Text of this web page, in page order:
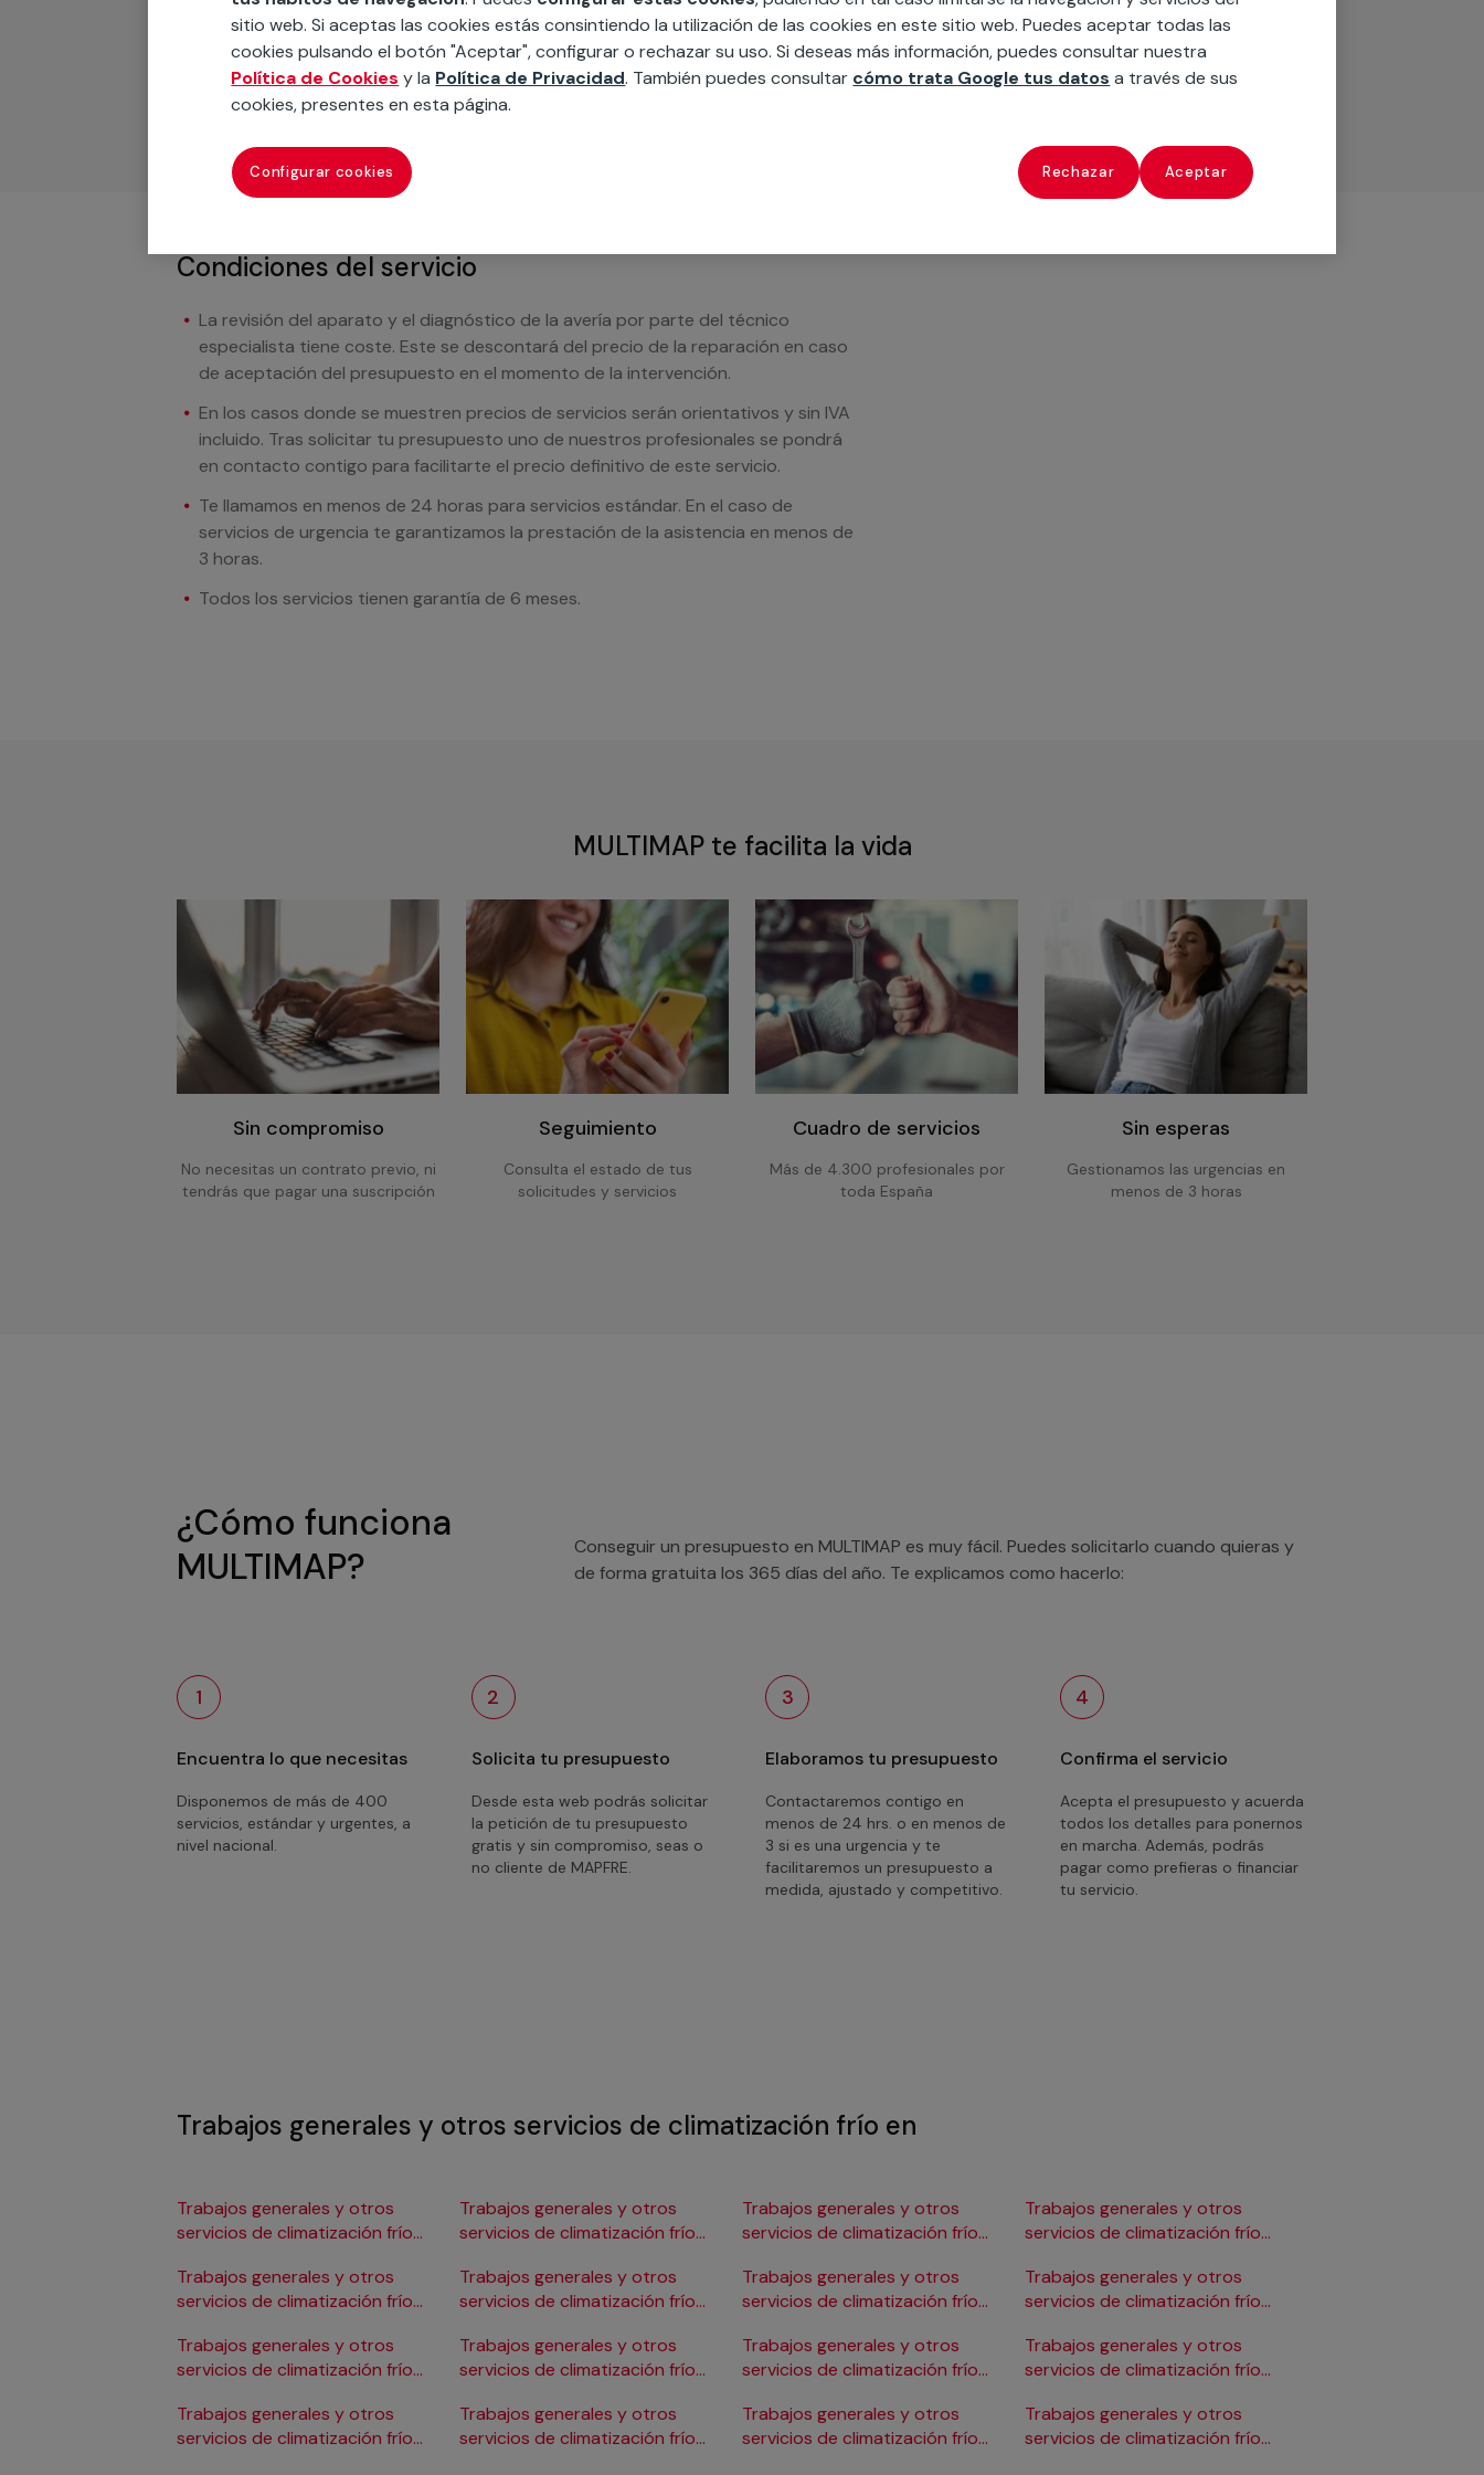
Podemos ofrecer cualquier servicio a medida incluyendo todo lo que necesites:
materiales, equipamientos, electrodomésticos, etc. Cuéntanos que necesitas
cuando te llamemos.
Condiciones del servicio
La revisión del aparato y el diagnóstico de la avería por parte del técnico
especialista tiene coste. Este se descontará del precio de la reparación en caso
de aceptación del presupuesto en el momento de la intervención.
En los casos donde se muestren precios de servicios serán orientativos y sin IVA
incluido. Tras solicitar tu presupuesto uno de nuestros profesionales se pondrá
en contacto contigo para facilitarte el precio definitivo de este servicio.
Te llamamos en menos de 24 horas para servicios estándar. En el caso de
servicios de urgencia te garantizamos la prestación de la asistencia en menos de
3 horas.
Todos los servicios tienen garantía de 6 meses.
MULTIMAP te facilita la vida
Sin compromiso
No necesitas un contrato previo, ni
tendrás que pagar una suscripción
Seguimiento
Consulta el estado de tus
solicitudes y servicios
Cuadro de servicios
Más de 4.300 profesionales por
toda España
Sin esperas
Gestionamos las urgencias en
menos de 3 horas
¿Cómo funciona
MULTIMAP?
Conseguir un presupuesto en MULTIMAP es muy fácil. Puedes solicitarlo cuando quieras y
de forma gratuita los 365 días del año. Te explicamos como hacerlo:
1
Encuentra lo que necesitas
Disponemos de más de 400
servicios, estándar y urgentes, a
nivel nacional.
2
Solicita tu presupuesto
Desde esta web podrás solicitar
la petición de tu presupuesto
gratis y sin compromiso, seas o
no cliente de MAPFRE.
3
Elaboramos tu presupuesto
Contactaremos contigo en
menos de 24 hrs. o en menos de
3 si es una urgencia y te
facilitaremos un presupuesto a
medida, ajustado y competitivo.
4
Confirma el servicio
Acepta el presupuesto y acuerda
todos los detalles para ponernos
en marcha. Además, podrás
pagar como prefieras o financiar
tu servicio.
Trabajos generales y otros servicios de climatización frío en
Trabajos generales y otros
servicios de climatización frío
Trabajos generales y otros
servicios de climatización frío
Trabajos generales y otros
servicios de climatización frío
Trabajos generales y otros
servicios de climatización frío
Trabajos generales y otros
servicios de climatización frío
Trabajos generales y otros
servicios de climatización frío
Trabajos generales y otros
servicios de climatización frío
Trabajos generales y otros
servicios de climatización frío
Trabajos generales y otros
servicios de climatización frío
Trabajos generales y otros
servicios de climatización frío
Trabajos generales y otros
servicios de climatización frío
Trabajos generales y otros
servicios de climatización frío
Trabajos generales y otros
servicios de climatización frío
Trabajos generales y otros
servicios de climatización frío
Trabajos generales y otros
servicios de climatización frío
Trabajos generales y otros
servicios de climatización frío
sitio web. Si aceptas las cookies estás consintiendo la utilización de las cookies en este sitio web. Puedes aceptar todas las
cookies pulsando el botón "Aceptar", configurar o rechazar su uso. Si deseas más información, puedes consultar nuestra
Política de Cookies y la Política de Privacidad. También puedes consultar cómo trata Google tus datos a través de sus
cookies, presentes en esta página.
Configurar cookies Rechazar Aceptar